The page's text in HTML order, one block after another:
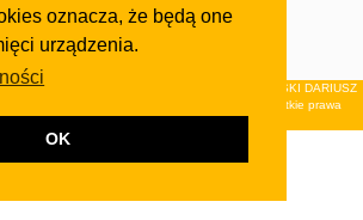
oznacza, że będą one
urządzenia.
OK
regulaminuiPolityki Prywatności.
Klauzula FB
z o.o. (dawniej: FIRMA NEON MAREK KLUCZEWSKI DARIUSZ
w Olkuszu, ul.Żuradzka 15, 32-300 Olkusz . Wszystkie prawa